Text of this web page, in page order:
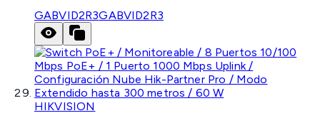
GABVID2R3GABVID2R3
HIKVISION